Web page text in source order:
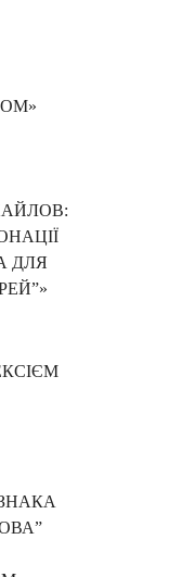
ДЛЯ